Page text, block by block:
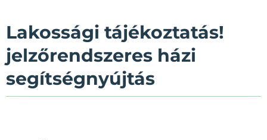
Lakossági tájékoztatás!
jelzőrendszeres házi
segítségnyújtás